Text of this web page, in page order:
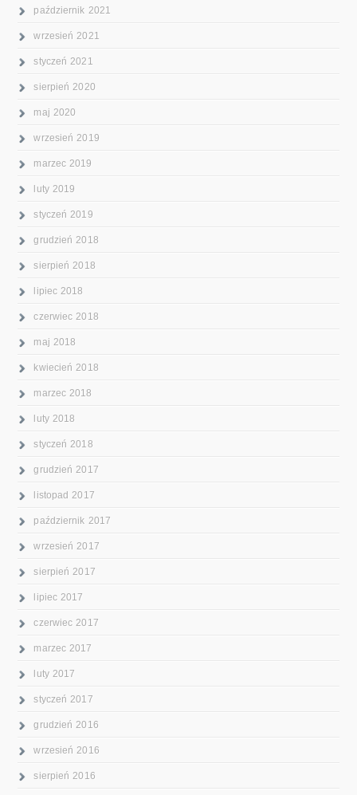
październik 2021
wrzesień 2021
styczeń 2021
sierpień 2020
maj 2020
wrzesień 2019
marzec 2019
luty 2019
styczeń 2019
grudzień 2018
sierpień 2018
lipiec 2018
czerwiec 2018
maj 2018
kwiecień 2018
marzec 2018
luty 2018
styczeń 2018
grudzień 2017
listopad 2017
październik 2017
wrzesień 2017
sierpień 2017
lipiec 2017
czerwiec 2017
marzec 2017
luty 2017
styczeń 2017
grudzień 2016
wrzesień 2016
sierpień 2016